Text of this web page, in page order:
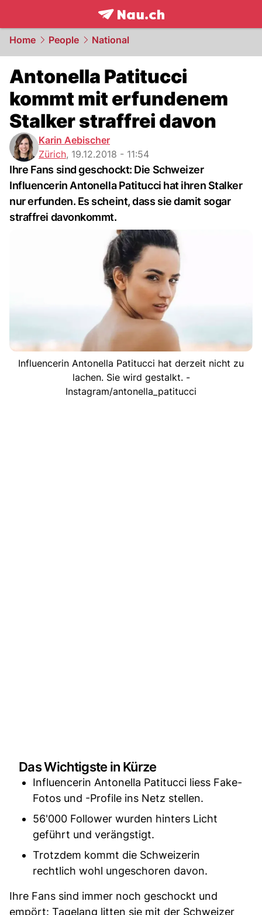
frontpage.NAU.ch
Home People National
Antonella Patitucci
kommt mit erfundenem
Stalker straffrei davon
Karin Aebischer
Zürich, 19.12.2018 - 11:54
Ihre Fans sind geschockt: Die Schweizer
Influencerin Antonella Patitucci hat ihren Stalker
nur erfunden. Es scheint, dass sie damit sogar
straffrei davonkommt.
Influencerin Antonella Patitucci hat derzeit nicht zu
lachen. Sie wird gestalkt. -
Instagram/antonella_patitucci
Das Wichtigste in Kürze
Influencerin Antonella Patitucci liess Fake-
Fotos und -Profile ins Netz stellen.
56'000 Follower wurden hinters Licht
geführt und verängstigt.
Trotzdem kommt die Schweizerin
rechtlich wohl ungeschoren davon.
Ihre Fans sind immer noch geschockt und
empört: Tagelang litten sie mit der Schweizer